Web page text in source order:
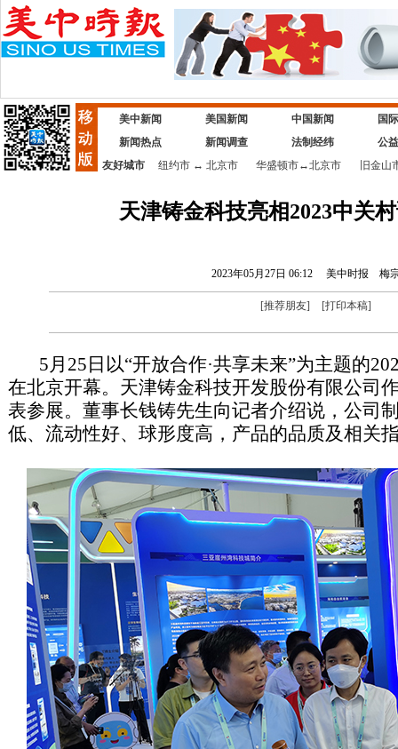
美中新闻 美国新闻 中国新闻
国
新闻热点
新闻调查 法制经纬
公
友好城市
纽约市↔ 北京市 华盛顿市↔北京市 旧金山
天津铸金科技亮相2023中关
2023年05月27日 06:12 美中时报 梅
[推荐朋友] [打印本稿]
5月25日以“开放合作·共享未来”为主题的
在北京开幕。天津铸金科技开发股份有限公司
表参展。董事长钱铸先生向记者介绍说，公司
低、流动性好、球形度高，产品的品质及相关